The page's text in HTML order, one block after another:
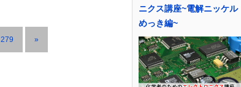
279 »
ニクス講座~電解ニッケル
めっき編~